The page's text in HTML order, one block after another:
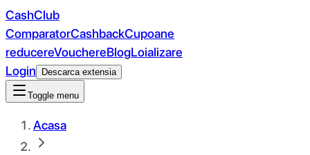
CashClub
ComparatorCashbackCupoane
reducereVouchereBlogLoializare
Login
Descarca extensia
Toggle menu
Acasa